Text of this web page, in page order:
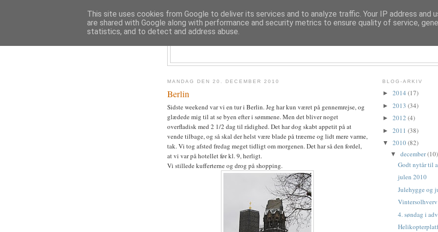
MANDAG DEN 20. DECEMBER 2010
Berlin
Sidste weekend var vi en tur i Berlin. Jeg har kun været på gennemrejse, og
glædede mig til at se byen efter i sømmene. Men det bliver noget
overfladisk med 2 1/2 dag til rådighed. Det har dog skabt appetit på at
vende tilbage, og så skal der helst være blade på træerne og lidt mere varme,
tak. Vi tog afsted fredag meget tidligt om morgenen. Det har så den fordel,
at vi var på hotellet før kl. 9, herligt.
Vi stillede kufferterne og drog på shopping.
BLOG-ARKIV
► 2014 (17)
► 2013 (34)
► 2012 (4)
► 2011 (38)
▼ 2010(82)
▼ december(10)
Godt nytår til
julen 2010
Julehygge og
Vintersolhverv
4. søndag i
This site uses cookies from Google to deliver its services and to analyze traffic. Your IP address and
are shared with Google along with performance and security metrics to ensure quality of service,
statistics, and to detect and address abuse.